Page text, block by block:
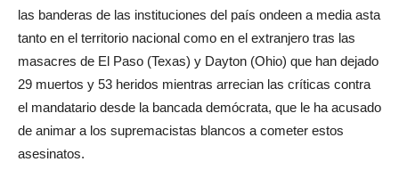
las banderas de las instituciones del país ondeen a media asta
tanto en el territorio nacional como en el extranjero tras las
masacres de El Paso (Texas) y Dayton (Ohio) que han dejado
29 muertos y 53 heridos mientras arrecian las críticas contra
el mandatario desde la bancada demócrata, que le ha acusado
de animar a los supremacistas blancos a cometer estos
asesinatos.